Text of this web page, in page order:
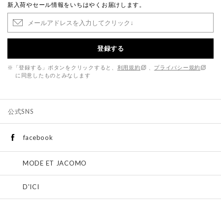
新入荷やセール情報をいちはやくお届けします。
登録する
※「登録する」ボタンをクリックすると、 利用規約
プライバシー規約
に同意したものとみなします
公式SNS
facebook
MODE ET JACOMO
D'ICI